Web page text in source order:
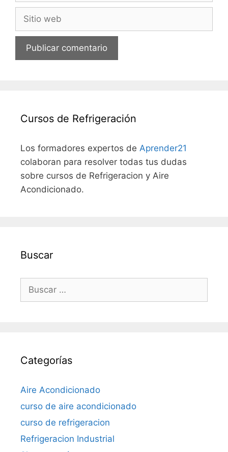
Sitio
Cursos de Refrigeración
Los formadores expertos de Aprender21
colaboran para resolver todas tus dudas
sobre cursos de Refrigeracion y Aire
Acondicionado.
Buscar
Buscar:
Categorías
Aire Acondicionado
curso de aire acondicionado
curso de refrigeracion
Refrigeracion Industrial